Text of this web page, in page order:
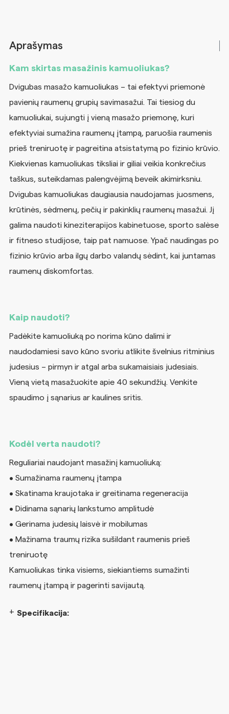
Aprašymas
Kam skirtas masažinis kamuoliukas?
Dvigubas masažo kamuoliukas – tai efektyvi priemonė
pavienių raumenų grupių savimasažui. Tai tiesiog du
kamuoliukai, sujungti į vieną masažo priemonę, kuri
efektyviai sumažina raumenų įtampą, paruošia raumenis
prieš treniruotę ir pagreitina atsistatymą po fizinio krūvio.
Kiekvienas kamuoliukas tiksliai ir giliai veikia konkrečius
taškus, suteikdamas palengvėjimą beveik akimirksniu.
Dvigubas kamuoliukas daugiausia naudojamas juosmens,
krūtinės, sėdmenų, pečių ir pakinklių raumenų masažui. Jį
galima naudoti kineziterapijos kabinetuose, sporto salėse
ir fitneso studijose, taip pat namuose. Ypač naudingas po
fizinio krūvio arba ilgų darbo valandų sėdint, kai juntamas
raumenų diskomfortas.
Kaip naudoti?
Padėkite kamuoliuką po norima kūno dalimi ir
naudodamiesi savo kūno svoriu atlikite švelnius ritminius
judesius – pirmyn ir atgal arba sukamaisiais judesiais.
Vieną vietą masažuokite apie 40 sekundžių. Venkite
spaudimo į sąnarius ar kaulines sritis.
Kodėl verta naudoti?
Reguliariai naudojant masažinį kamuoliuką:
• Sumažinama raumenų įtampa
• Skatinama kraujotaka ir greitinama regeneracija
• Didinama sąnarių lankstumo amplitudė
• Gerinama judesių laisvė ir mobilumas
• Mažinama traumų rizika sušildant raumenis prieš
treniruotę
Kamuoliukas tinka visiems, siekiantiems sumažinti
raumenų įtampą ir pagerinti savijautą.
Specifikacija: